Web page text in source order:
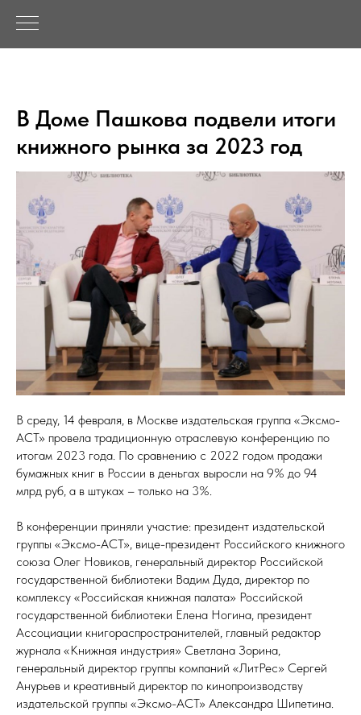
В Доме Пашкова подвели итоги
книжного рынка за 2023 год
В среду, 14 февраля, в Москве издательская группа «Эксмо-
АСТ» провела традиционную отраслевую конференцию по
итогам 2023 года. По сравнению с 2022 годом продажи
бумажных книг в России в деньгах выросли на 9% до 94
млрд руб, а в штуках – только на 3%.
В конференции приняли участие: президент издательской
группы «Эксмо-АСТ», вице-президент Российского книжного
союза Олег Новиков, генеральный директор Российской
государственной библиотеки Вадим Дуда, директор по
комплексу «Российская книжная палата» Российской
государственной библиотеки Елена Ногина, президент
Ассоциации книгораспространителей, главный редактор
журнала «Книжная индустрия» Светлана Зорина,
генеральный директор группы компаний «ЛитРес» Сергей
Анурьев и креативный директор по кинопроизводству
издательской группы «Эксмо-АСТ» Александра Шипетина.